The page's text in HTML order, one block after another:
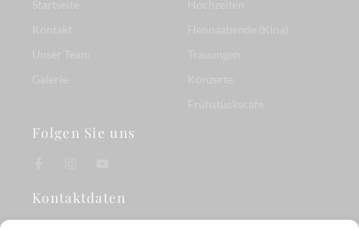
Folgen Sie uns
Kontaktdaten